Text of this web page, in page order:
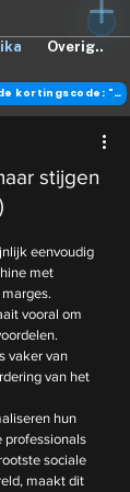
Overig..
Profiteer nu van 50% korting met de kortingscode: "DANK"
stijgen
eenvoudig
met
vooral om
vaker van
van het
hun
professionals
sociale
maakt dit